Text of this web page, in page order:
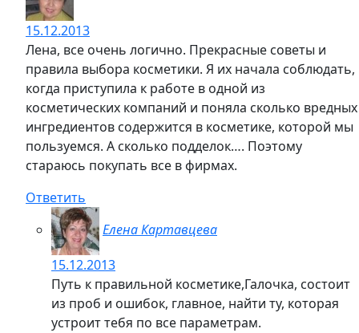
15.12.2013
Лена, все очень логично. Прекрасные советы и
правила выбора косметики. Я их начала соблюдать,
когда приступила к работе в одной из
косметических компаний и поняла сколько вредных
ингредиентов содержится в косметике, которой мы
пользуемся. А сколько подделок…. Поэтому
стараюсь покупать все в фирмах.
Ответить
Елена Картавцева
15.12.2013
Путь к правильной косметике,Галочка, состоит
из проб и ошибок, главное, найти ту, которая
устроит тебя по все параметрам.